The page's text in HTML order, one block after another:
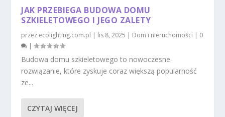
JAK PRZEBIEGA BUDOWA DOMU
SZKIELETOWEGO I JEGO ZALETY
przez ecolighting.com.pl | lis 8, 2025 | Dom i nieruchomości | 0
|
Budowa domu szkieletowego to nowoczesne
rozwiązanie, które zyskuje coraz większą popularność
ze...
CZYTAJ WIĘCEJ